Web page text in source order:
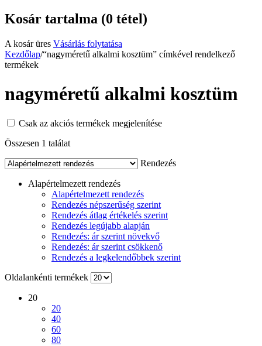
Kosár tartalma (0 tétel)
A kosár üres Vásárlás folytatása
Kezdőlap/“nagyméretű alkalmi kosztüm” címkével rendelkező
termékek
nagyméretű alkalmi kosztüm
Csak az akciós termékek megjelenítése
Összesen 1 találat
Rendezés
Alapértelmezett rendezés
Alapértelmezett rendezés
Rendezés népszerűség szerint
Rendezés átlag értékelés szerint
Rendezés legújabb alapján
Rendezés: ár szerint növekvő
Rendezés: ár szerint csökkenő
Rendezés a legkelendőbbek szerint
Oldalankénti termékek
20
20
40
60
80